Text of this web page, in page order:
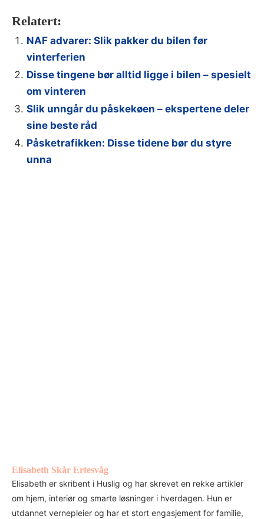
Relatert:
NAF advarer: Slik pakker du bilen før
vinterferien
Disse tingene bør alltid ligge i bilen – spesielt
om vinteren
Slik unngår du påskekøen – ekspertene deler
sine beste råd
Påsketrafikken: Disse tidene bør du styre
unna
Elisabeth Skår Ertesvåg
Elisabeth er skribent i Huslig og har skrevet en rekke artikler
om hjem, interiør og smarte løsninger i hverdagen. Hun er
utdannet vernepleier og har et stort engasjement for familie,